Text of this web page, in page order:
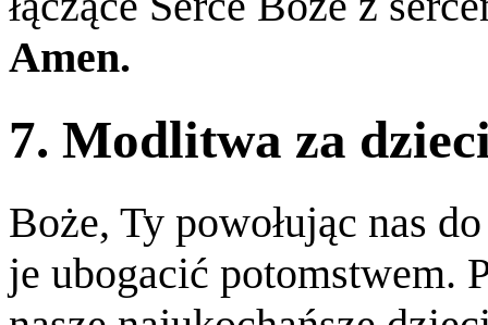
Amen.
7. Modlitwa za
Boże, Ty powołując nas
je ubogacić potomstwem.